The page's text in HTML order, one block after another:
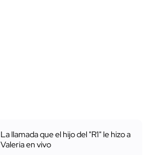
La llamada que el hijo del "R1" le hizo a
Valeria en vivo